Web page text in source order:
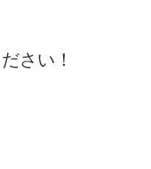
さい！